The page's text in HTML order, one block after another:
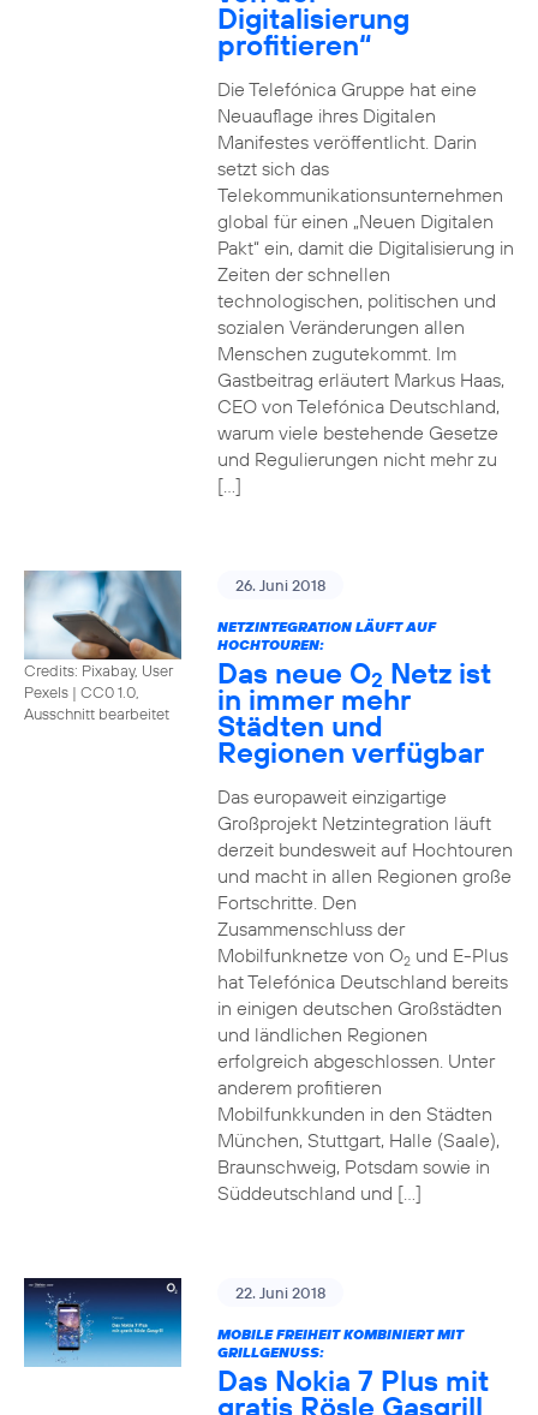
Digitalisierung
profitieren“
Die Telefónica Gruppe hat eine
Neuauflage ihres Digitalen
Manifestes veröffentlicht. Darin
setzt sich das
Telekommunikationsunternehmen
global für einen „Neuen Digitalen
Pakt“ ein, damit die Digitalisierung in
Zeiten der schnellen
technologischen, politischen und
sozialen Veränderungen allen
Menschen zugutekommt. Im
Gastbeitrag erläutert Markus Haas,
CEO von Telefónica Deutschland,
warum viele bestehende Gesetze
und Regulierungen nicht mehr zu
[…]
Credits: Pixabay, User
Pexels | CC0 1.0,
Ausschnitt bearbeitet
26. Juni 2018
NETZINTEGRATION LÄUFT AUF
HOCHTOUREN:
Das neue O2 Netz ist
in immer mehr
Städten und
Regionen verfügbar
Das europaweit einzigartige
Großprojekt Netzintegration läuft
derzeit bundesweit auf Hochtouren
und macht in allen Regionen große
Fortschritte. Den
Zusammenschluss der
Mobilfunknetze von O2und E-Plus
hat Telefónica Deutschland bereits
in einigen deutschen Großstädten
und ländlichen Regionen
erfolgreich abgeschlossen. Unter
anderem profitieren
Mobilfunkkunden in den Städten
München, Stuttgart, Halle (Saale),
Braunschweig, Potsdam sowie in
Süddeutschland und […]
22. Juni 2018
MOBILE FREIHEIT KOMBINIERT MIT
GRILLGENUSS:
Das Nokia 7 Plus mit
gratis Rösle Gasgrill